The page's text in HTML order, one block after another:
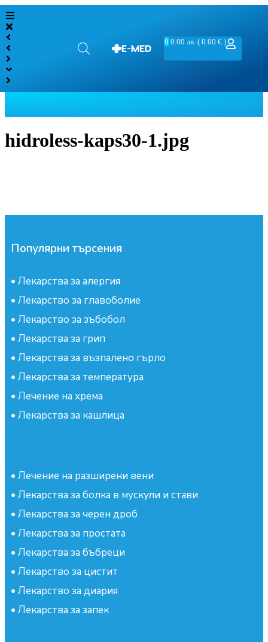
0 0.00лв. ( 0.00 € )
hidroless-kaps30-1.jpg
Популярни търсения
• Лекарства за алергия
• Лекарство за главоболие
• Лекарство за зъбобол
• Лекарства за грип
• Лекарства за възпалено гърло
• Лекарства за температура
• Лечение на хрема
• Лекарства за кашлица
• Лечение на разширени вени
• Лекарства за болка в мускули и стави
• Лекарства за черен дроб
• Лекарства за простата
• Лекарства за бъбреци
• Лекарство за цистит
• Лекарство за диария
• Лекарства за запек